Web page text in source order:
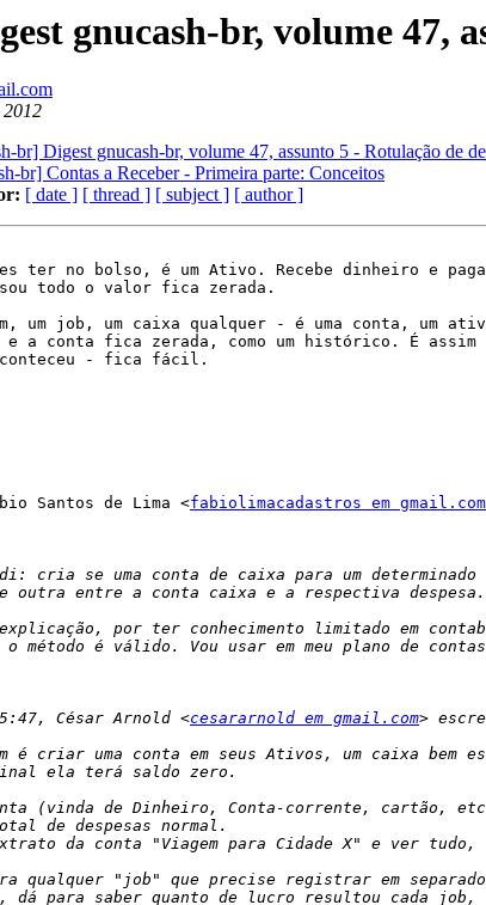
gnucash-br, volume 47,
br] Digest gnucash-br, volume 47, assunto 5 - Rotulação de
br] Contas a Receber - Primeira parte: Conceitos
[ date ] [ thread ] [ subject ] [ author ]
ter no bolso, é um Ativo. Recebe dinheiro e
todo o valor fica zerada.
um job, um caixa qualquer - é uma conta,
conta fica zerada, como um histórico. É assim
aconteceu - fica fácil.
Santos de Lima <fabiolimacadastros em gmail.com
cria se uma conta de caixa para um
por ter conhecimento limitado em
César Arnold <cesararnold em gmail.com
é criar uma conta em seus Ativos, um caixa
qualquer "job" que precise registrar em